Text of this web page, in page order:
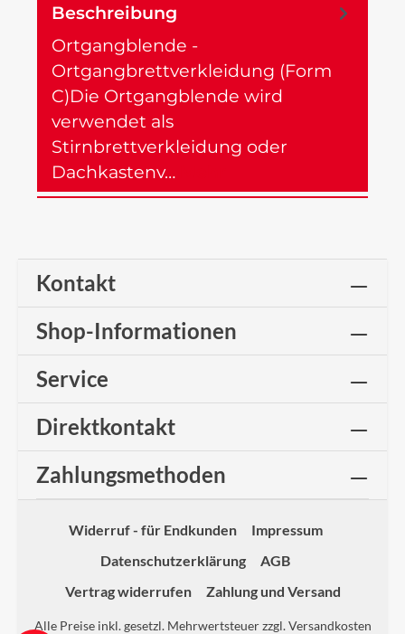
Beschreibung
Ortgangblende -
Ortgangbrettverkleidung (Form
C)Die Ortgangblende wird
verwendet als
Stirnbrettverkleidung oder
Dachkastenv…
Kontakt
Shop-Informationen
Service
Direktkontakt
Zahlungsmethoden
Widerruf - für Endkunden
Impressum
Datenschutzerklärung
AGB
Vertrag widerrufen
Zahlung und Versand
Alle Preise inkl. gesetzl. Mehrwertsteuer zzgl.Versandkosten